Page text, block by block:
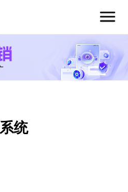
统